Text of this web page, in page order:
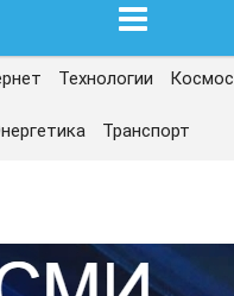
Технологии Космос
Транспорт